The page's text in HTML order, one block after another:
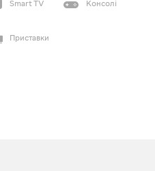
Smart TV Консолі
Приставки